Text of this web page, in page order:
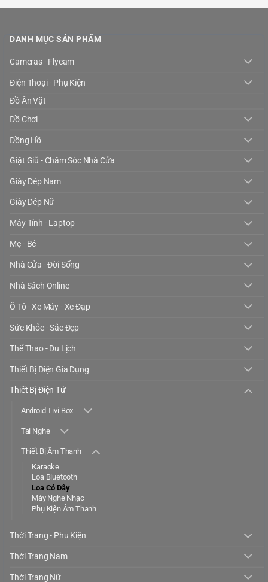
DANH MỤC SẢN PHẨM
Cameras - Flycam
Điện Thoại - Phụ Kiện
Đồ Ăn Vặt
Đồ Chơi
Đồng Hồ
Giặt Giũ - Chăm Sóc Nhà Cửa
Giày Dép Nam
Giày Dép Nữ
Máy Tính - Laptop
Mẹ - Bé
Nhà Cửa - Đời Sống
Nhà Sách Online
Ô Tô - Xe Máy - Xe Đạp
Sức Khỏe - Sắc Đẹp
Thể Thao - Du Lịch
Thiết Bị Điện Gia Dụng
Thiết Bị Điện Tử
Android Tivi Box
Tai Nghe
Thiết Bị Âm Thanh
Karaoke
Loa Bluetooth
Loa Có Dây
Máy Nghe Nhạc
Phụ Kiện Âm Thanh
Thời Trang - Phụ Kiện
Thời Trang Nam
Thời Trang Nữ